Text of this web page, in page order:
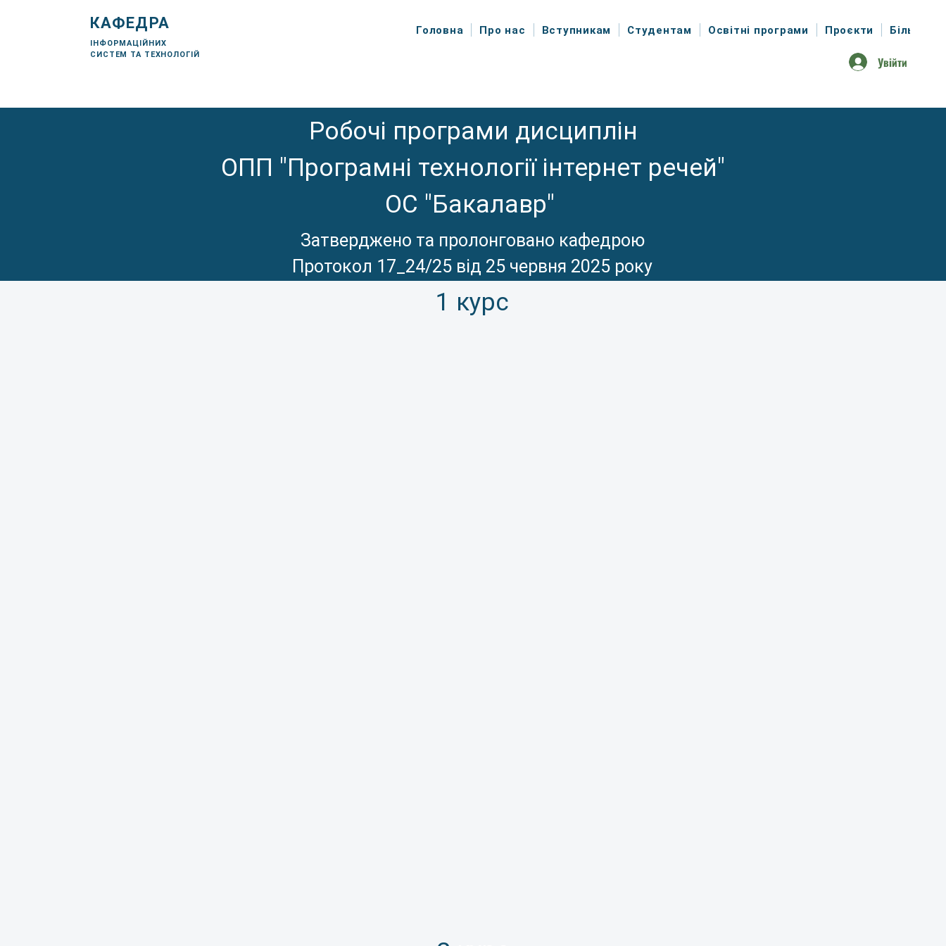
КАФЕДРА
ІНФОРМАЦІЙНИХ
СИСТЕМ ТА ТЕХНОЛОГІЙ
Головна Про нас Вступникам Студентам Освітні програми Проєкти Більше
Увійти
Робочі програми дисциплін
ОПП "Програмні технології інтернет речей"
ОС "Бакалавр"
Затверджено та пролонговано кафедрою
Протокол 17_24/25 від 25 червня 2025 року
1 курс